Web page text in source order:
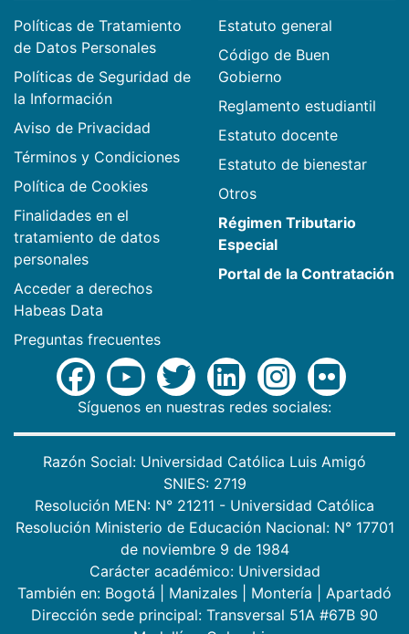
Políticas de Tratamiento
de Datos Personales
Políticas de Seguridad de
la Información
Aviso de Privacidad
Términos y Condiciones
Política de Cookies
Finalidades en el
tratamiento de datos
personales
Acceder a derechos
Habeas Data
Preguntas frecuentes
Estatuto general
Código de Buen
Gobierno
Reglamento estudiantil
Estatuto docente
Estatuto de bienestar
Otros
Régimen Tributario
Especial
Portal de la Contratación
Síguenos en nuestras redes sociales:
Razón Social: Universidad Católica Luis Amigó
SNIES: 2719
Resolución MEN: N° 21211 - Universidad Católica
Resolución Ministerio de Educación Nacional: N° 17701
de noviembre 9 de 1984
Carácter académico: Universidad
También en: Bogotá Manizales Montería
Apartadó
Dirección sede principal: Transversal 51A #67B 90